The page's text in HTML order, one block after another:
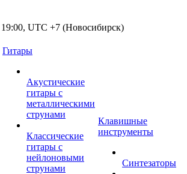
19:00, UTC +7 (Новосибирск)
Гитары
Акустические
гитары с
металлическими
струнами
Классические
гитары с
нейлоновыми
струнами
Клавишные
инструменты
Синтезаторы